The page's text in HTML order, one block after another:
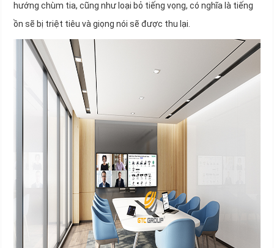
hướng chùm tia, cũng như loại bỏ tiếng vọng, có nghĩa là tiếng
ồn sẽ bị triệt tiêu và giọng nói sẽ được thu lại.